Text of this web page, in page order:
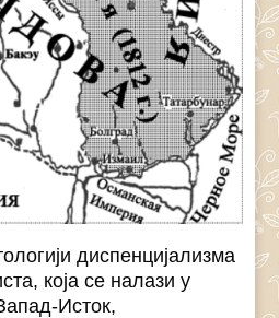
диспенцијализма
која се налази у
Исток,